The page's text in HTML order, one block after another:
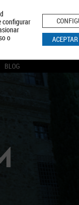
configurar
o
Aviso Legal Política
BLOG